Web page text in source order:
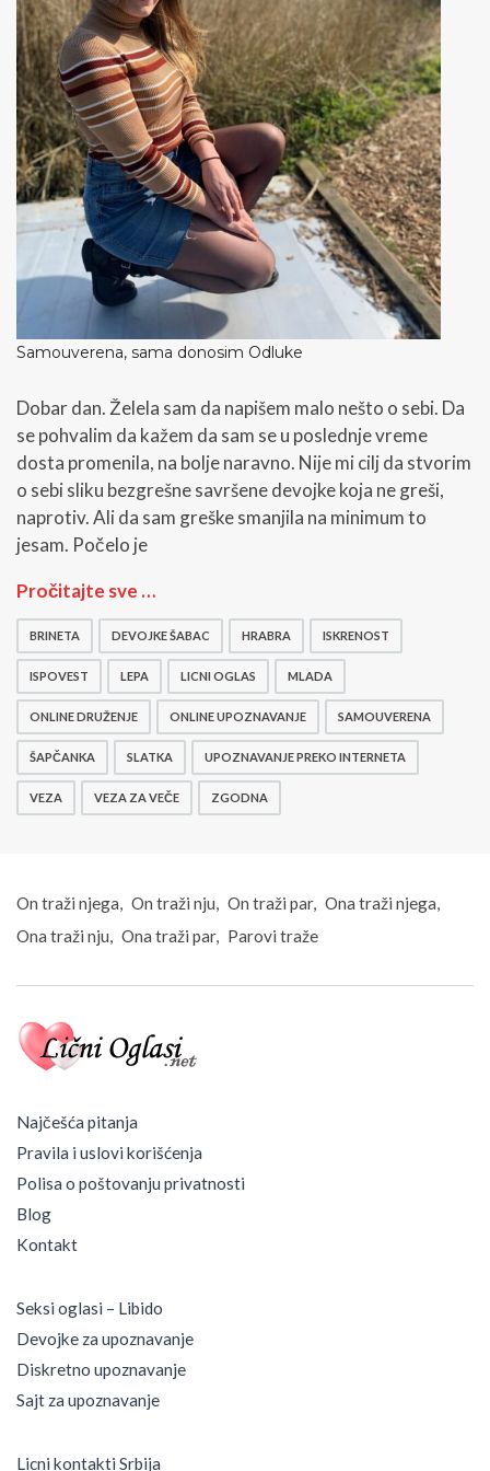
Samouverena, sama donosim Odluke
Dobar dan. Želela sam da napišem malo nešto o sebi. Da
se pohvalim da kažem da sam se u poslednje vreme
dosta promenila, na bolje naravno. Nije mi cilj da stvorim
o sebi sliku bezgrešne savršene devojke koja ne greši,
naprotiv. Ali da sam greške smanjila na minimum to
jesam. Počelo je
S
m
o
v
r
n
a
m
a
d
n
s
i
d
l
u
k
Pročitajte sve …
BRINETA DEVOJKE ŠABAC HRABRA ISKRENOST
ISPOVEST LEPA LICNI OGLAS MLADA
ONLINE DRUŽENJE ONLINE UPOZNAVANJE SAMOUVERENA
ŠAPČANKA SLATKA UPOZNAVANJE PREKO INTERNETA
VEZA VEZA ZA VEČE ZGODNA
On traži njega On traži nju On traži par
Ona traži njega
Ona traži nju
Ona traži par Parovi traže
Najčešća pitanja
Pravila i uslovi korišćenja
Polisa o poštovanju privatnosti
Blog
Kontakt
Seksi oglasi – Libido
Devojke za upoznavanje
Diskretno upoznavanje
Sajt za upoznavanje
Licni kontakti Srbija